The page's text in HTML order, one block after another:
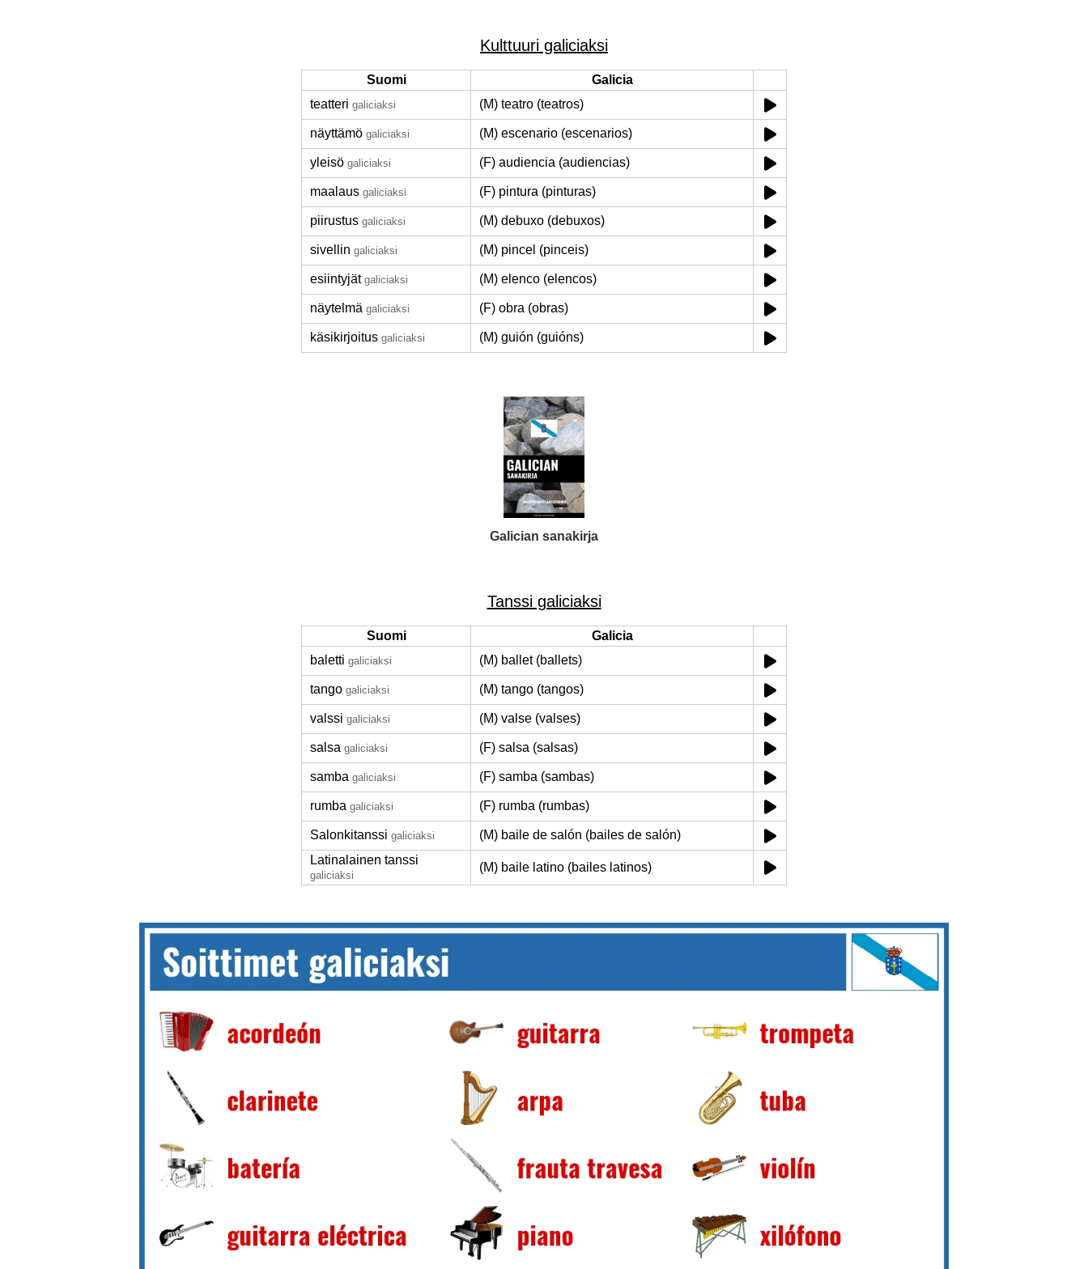
Kulttuuri galiciaksi
Suomi
Galicia
teatteri galiciaksi (M) teatro (teatros)
näyttämö galiciaksi (M) escenario (escenarios)
yleisö galiciaksi (F) audiencia (audiencias)
maalaus galiciaksi (F) pintura (pinturas)
piirustus galiciaksi (M) debuxo (debuxos)
sivellin galiciaksi (M) pincel (pinceis)
esiintyjät galiciaksi (M) elenco (elencos)
näytelmä galiciaksi (F) obra (obras)
käsikirjoitus galiciaksi (M) guión (guións)
Galician sanakirja
Tanssi galiciaksi
Suomi
Galicia
baletti galiciaksi (M) ballet (ballets)
tango galiciaksi (M) tango (tangos)
valssi galiciaksi (M) valse (valses)
salsa galiciaksi (F) salsa (salsas)
samba galiciaksi (F) samba (sambas)
rumba galiciaksi (F) rumba (rumbas)
Salonkitanssi galiciaksi
(M) baile de salón (bailes de salón)
Latinalainen tanssi
galiciaksi
(M) baile latino (bailes latinos)